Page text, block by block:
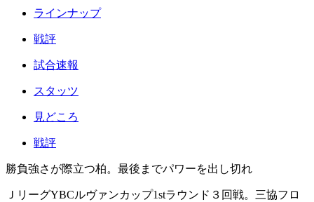
ラインナップ
戦評
試合速報
スタッツ
見どころ
戦評
勝負強さが際立つ柏。最後までパワーを出し切れ
ＪリーグYBCルヴァンカップ1stラウンド３回戦。三協フロ